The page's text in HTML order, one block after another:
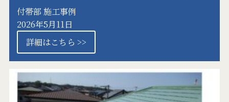
付帯部 施工事例
2026年5月11日
詳細はこちら >>